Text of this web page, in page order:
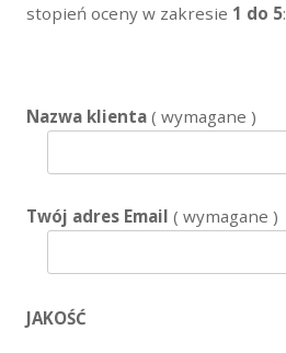
stopień oceny w zakresie 1 do 5:
Nazwa klienta( wymagane )
Twój adres Email( wymagane )
JAKOŚĆ